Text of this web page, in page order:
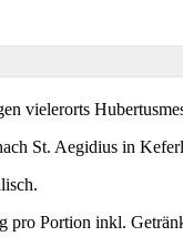
vielerorts
St. Aegidius in
pro Portion inkl.